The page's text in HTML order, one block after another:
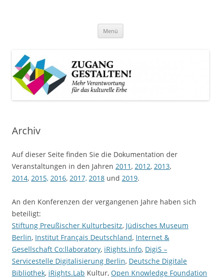
Menü
Archiv
Auf dieser Seite finden Sie die Dokumentation der
Veranstaltungen in den Jahren 2011, 2012, 2013,
2014, 2015, 2016, 2017, 2018 und 2019.
An den Konferenzen der vergangenen Jahre haben sich
beteiligt:
Stiftung Preußischer Kulturbesitz, Jüdisches Museum
Berlin, Institut Français Deutschland, Internet &
Gesellschaft Co:llaboratory, iRights.info, DigiS –
Servicestelle Digitalisierung Berlin, Deutsche Digitale
Bibliothek, iRights.Lab Kultur, Open Knowledge Foundation